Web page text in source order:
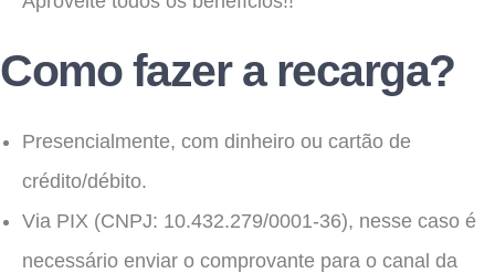
Como fazer a recarga?
Presencialmente, com dinheiro ou cartão de
crédito/débito.
Via PIX (CNPJ: 10.432.279/0001-36), nesse caso é
necessário enviar o comprovante para o canal da